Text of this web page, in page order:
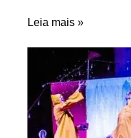
Leia mais »